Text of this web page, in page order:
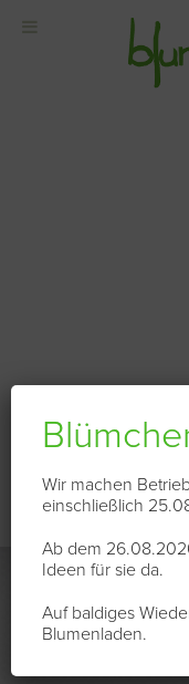
Wir machen
einschließlich
Ab dem
Ideen für sie da.
Auf baldiges
Blumenladen.